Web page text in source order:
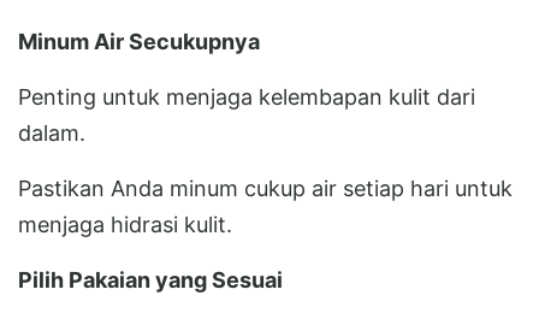
Minum Air Secukupnya
Penting untuk menjaga kelembapan kulit dari
dalam.
Pastikan Anda minum cukup air setiap hari untuk
menjaga hidrasi kulit.
Pilih Pakaian yang Sesuai